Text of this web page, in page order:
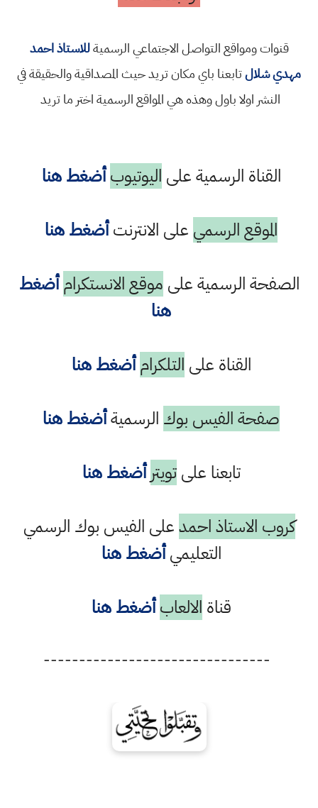
قنوات ومواقع التواصل الاجتماعي الرسميةللاستاذ احمد
مهدي شلالتابعنا باي مكان تريد حيث المصداقية والحقيقة في
النشر اولا باول وهذه هي المواقع الرسمية اختر ما تريد
القناة الرسمية على اليوتيوب أضغط هنا
الموقع الرسمي على الانترنتأضغط هنا
الصفحة الرسمية على موقع الانستكرام أضغط
هنا
القناة على التلكرام أضغط هنا
صفحة الفيس بوك الرسميةأضغط هنا
تابعنا علىتويتر أضغط هنا
كروب الاستاذ احمدعلى الفيس بوك الرسمي
التعليميأضغط هنا
قناة الالعاب أضغط هنا
--------------------------------